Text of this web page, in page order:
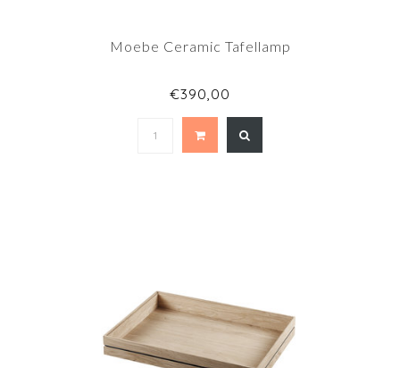
Moebe Ceramic Tafellamp
€390,00